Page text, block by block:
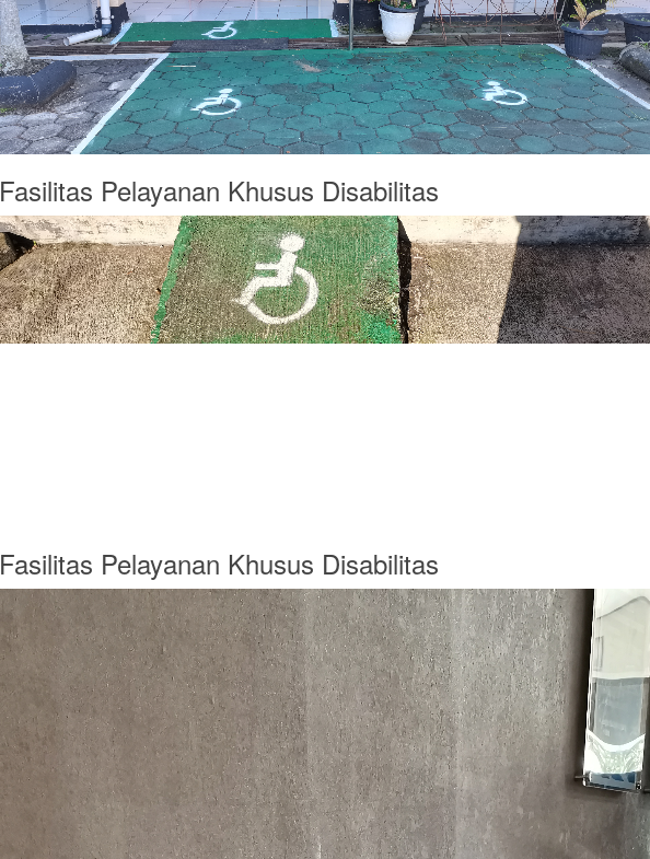
Fasilitas Pelayanan Khusus Disabilitas
Fasilitas Pelayanan Khusus Disabilitas